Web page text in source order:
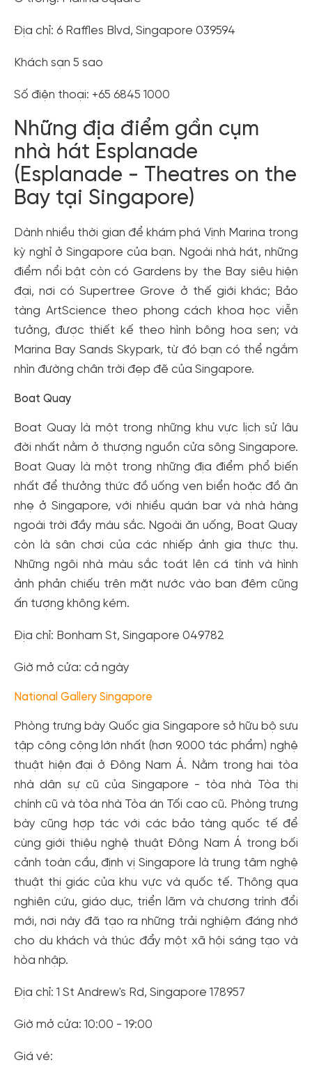
Địa chỉ: 6 Raffles Blvd, Singapore 039594
Khách sạn 5 sao
Số điện thoại: +65 6845 1000
Những địa điểm gần cụm
nhà hát Esplanade
(Esplanade - Theatres on the
Bay tại Singapore)
Dành nhiều thời gian để khám phá Vịnh Marina trong
kỳ nghỉ ở Singapore của bạn. Ngoài nhà hát, những
điểm nổi bật còn có Gardens by the Bay siêu hiện
đại, nơi có Supertree Grove ở thế giới khác; Bảo
tàng ArtScience theo phong cách khoa học viễn
tưởng, được thiết kế theo hình bông hoa sen; và
Marina Bay Sands Skypark, từ đó bạn có thể ngắm
nhìn đường chân trời đẹp đẽ của Singapore.
Boat Quay
Boat Quay là một trong những khu vực lịch sử lâu
đời nhất nằm ở thượng nguồn cửa sông Singapore.
Boat Quay là một trong những địa điểm phổ biến
nhất để thưởng thức đồ uống ven biển hoặc đồ ăn
nhẹ ở Singapore, với nhiều quán bar và nhà hàng
ngoài trời đầy màu sắc. Ngoài ăn uống, Boat Quay
còn là sân chơi của các nhiếp ảnh gia thực thụ.
Những ngôi nhà màu sắc toát lên cá tính và hình
ảnh phản chiếu trên mặt nước vào ban đêm cũng
ấn tượng không kém.
Địa chỉ: Bonham St, Singapore 049782
Giờ mở cửa: cả ngày
National Gallery Singapore
Phòng trưng bày Quốc gia Singapore sở hữu bộ sưu
tập công cộng lớn nhất (hơn 9.000 tác phẩm) nghệ
thuật hiện đại ở Đông Nam Á. Nằm trong hai tòa
nhà dân sự cũ của Singapore - tòa nhà Tòa thị
chính cũ và tòa nhà Tòa án Tối cao cũ. Phòng trưng
bày cũng hợp tác với các bảo tàng quốc tế để
cùng giới thiệu nghệ thuật Đông Nam Á trong bối
cảnh toàn cầu, định vị Singapore là trung tâm nghệ
thuật thị giác của khu vực và quốc tế. Thông qua
nghiên cứu, giáo dục, triển lãm và chương trình đổi
mới, nơi này đã tạo ra những trải nghiệm đáng nhớ
cho du khách và thúc đẩy một xã hội sáng tạo và
hòa nhập.
Địa chỉ: 1 St Andrew's Rd, Singapore 178957
Giờ mở cửa: 10:00 - 19:00
Giá vé: